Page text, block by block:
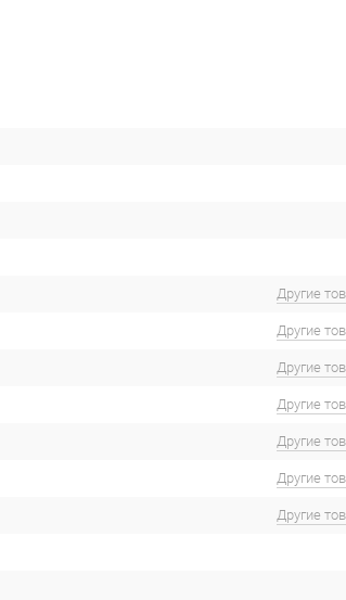
Другие
Другие
Другие
Другие
Другие
Другие
Другие